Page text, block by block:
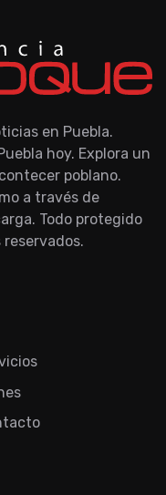
en Puebla.
hoy. Explora un
poblano.
a través de
Todo protegido